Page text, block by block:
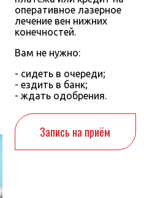
оперативное лазерное
лечение вен нижних
конечностей.
Вам не нужно:
- сидеть в очереди;
- ездить в банк;
- ждать одобрения.
Запись на приём